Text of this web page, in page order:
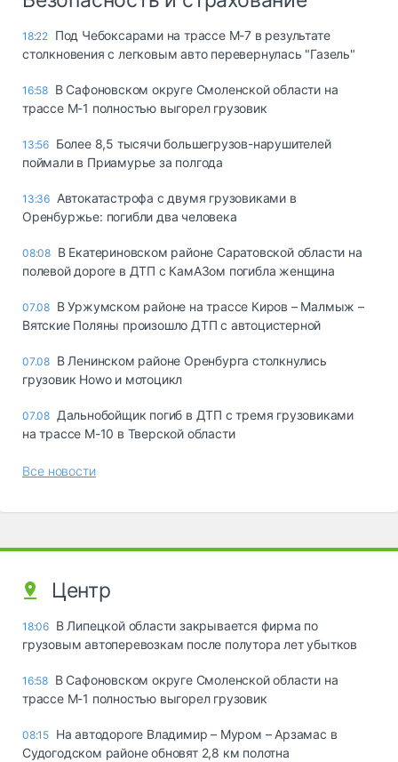
18:22 Под Чебоксарами на трассе М-7 в результате
столкновения с легковым авто перевернулась "Газель"
16:58 В Сафоновском округе Смоленской области на
трассе М-1 полностью выгорел грузовик
13:56 Более 8,5 тысячи большегрузов-нарушителей
поймали в Приамурье за полгода
13:36 Автокатастрофа с двумя грузовиками в
Оренбуржье: погибли два человека
08:08 В Екатериновском районе Саратовской области на
полевой дороге в ДТП с КамАЗом погибла женщина
07.08 В Уржумском районе на трассе Киров – Малмыж –
Вятские Поляны произошло ДТП с автоцистерной
07.08 В Ленинском районе Оренбурга столкнулись
грузовик Howo и мотоцикл
07.08 Дальнобойщик погиб в ДТП с тремя грузовиками
на трассе М-10 в Тверской области
Все новости
Центр
18:06 В Липецкой области закрывается фирма по
грузовым автоперевозкам после полутора лет убытков
16:58 В Сафоновском округе Смоленской области на
трассе М-1 полностью выгорел грузовик
08:15 На автодороге Владимир – Муром – Арзамас в
Судогодском районе обновят 2,8 км полотна